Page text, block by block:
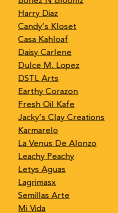
Harry Diaz
Candy’s Kloset
Casa Kahloaf
Daisy Carlene
Dulce M. Lopez
DSTL Arts
Earthy Corazon
Fresh Oil Kafe
Jacky’s Clay Creations
Karmarelo
La Venus De Alonzo
Leachy Peachy
Letys Aguas
Lagrimasx
Semillas Arte
Mi Vida